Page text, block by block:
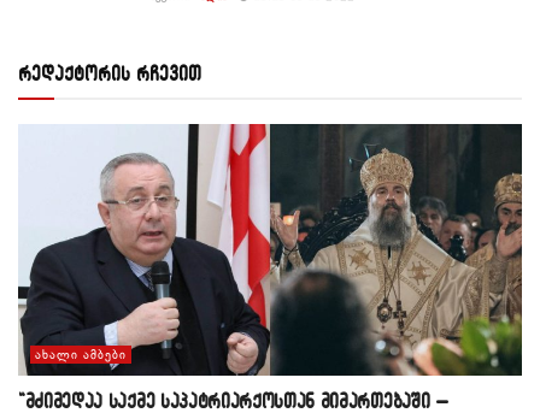
რედაქტორის რჩევით
ᲐᲮᲐᲚᲘ ᲐᲛᲑᲔᲑᲘ
“მძიმედაა საქმე საპატრიარქოსთან მიმართებაში –